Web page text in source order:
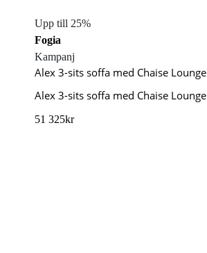
Upp till 25%
Fogia
Kampanj
Alex 3-sits soffa med Chaise Lounge
Alex 3-sits soffa med Chaise Lounge
51 325kr